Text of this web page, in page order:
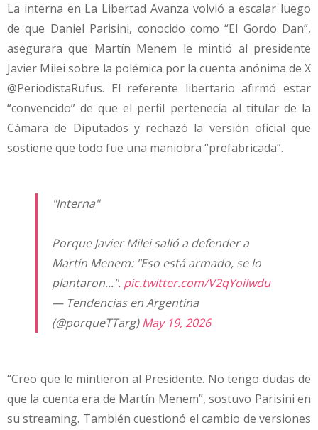
La interna en La Libertad Avanza volvió a escalar luego
de que Daniel Parisini, conocido como “El Gordo Dan”,
asegurara que Martín Menem le mintió al presidente
Javier Milei sobre la polémica por la cuenta anónima de X
@PeriodistaRufus. El referente libertario afirmó estar
“convencido” de que el perfil pertenecía al titular de la
Cámara de Diputados y rechazó la versión oficial que
sostiene que todo fue una maniobra “prefabricada”.
"Interna"
Porque Javier Milei salió a defender a
Martín Menem: "Eso está armado, se lo
plantaron...". pic.twitter.com/V2qYoiIwdu
— Tendencias en Argentina
(@porqueTTarg)May 19, 2026
“Creo que le mintieron al Presidente. No tengo dudas de
que la cuenta era de Martín Menem”, sostuvo Parisini en
su streaming. También cuestionó el cambio de versiones